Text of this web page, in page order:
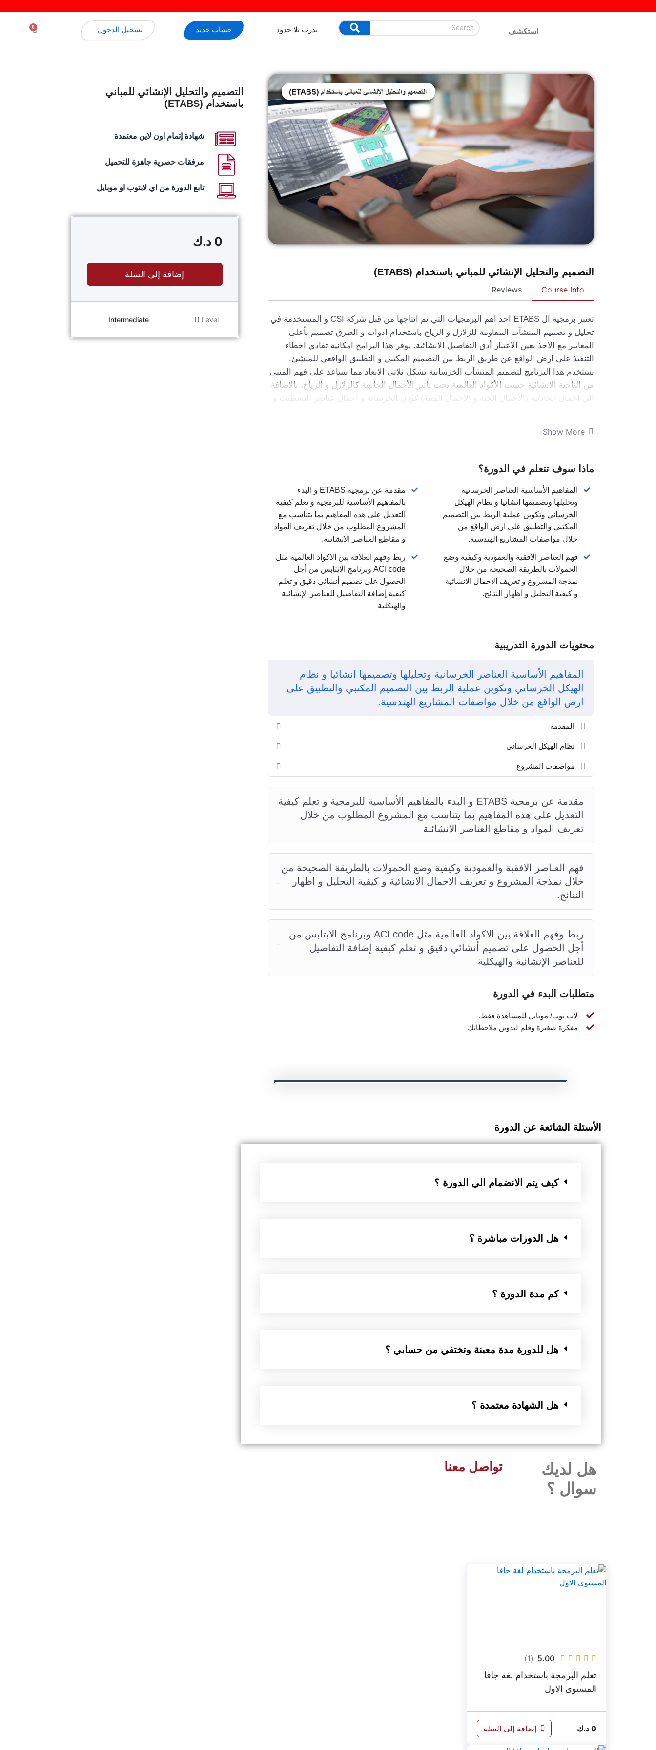
استكشف تدرب بلا حدود حساب جديد تسجيل الدخول 0
التصميم والتحليل الإنشائي للمباني باستخدام (ETABS)
Course Info
Reviews
تعتبر برمجية ال ETABS احد اهم البرمجيات التي تم انتاجها من قبل شركة CSI و المستخدمة في
تحليل و تصميم المنشآت المقاومة للزلازل و الرياح باستخدام ادوات و الطرق تصميم بأعلى
المعايير مع الاخذ بعين الاعتبار أدق التفاصيل الانشائية. يوفر هذا البرامج امكانية تفادي اخطاء
التنفيذ على ارض الواقع عن طريق الربط بين التصميم المكتبي و التطبيق الواقعي للمنشئ.
يستخدم هذا البرنامج لتصميم المنشآت الخرسانية بشكل ثلاثي الابعاد مما يساعد على فهم المبنى
من الناحية الانشائية حسب الأكواد العالمية تحت تاثير الأحمال الجانبية كالزلازل و الرياح، بالاضافة
الى احمال الجاذبية (الأحمال الحية و الاحمال الميتة) كوزن الخرسانة و احمال عناصر التشطيب و
كانت هذه الكميات كافية أم تحتاج للزيادة بالاضافة الى التحقق من ازاحة المباني الناتجة عن هذه
Show More
ماذا سوف تتعلم في الدورة؟
المفاهيم الأساسية العناصر الخرسانية
وتحليلها وتصميمها انشائيا و نظام الهيكل
الخرساني وتكوين عملية الربط بين التصميم
المكتبي والتطبيق على ارض الواقع من
خلال مواصفات المشاريع الهندسية.
مقدمة عن برمجية ETABS و البدء
بالمفاهيم الأساسية للبرمجية و تعلم كيفية
التعديل على هذه المفاهيم بما يتناسب مع
المشروع المطلوب من خلال تعريف المواد
و مقاطع العناصر الانشائية.
فهم العناصر الافقية والعمودية وكيفية وضع
الحمولات بالطريقة الصحيحة من خلال
نمذجة المشروع و تعريف الاحمال الانشائية
و كيفية التحليل و اظهار النتائج.
ربط وفهم العلاقة بين الاكواد العالمية مثل
ACI code وبرنامج الايتابس من أجل
الحصول على تصميم أنشائي دقيق و تعلم
كيفية إضافة التفاصيل للعناصر الإنشائية
والهيكلية
محتويات الدورة التدريبية
المفاهيم الأساسية العناصر الخرسانية وتحليلها وتصميمها انشائيا و نظام
الهيكل الخرساني وتكوين عملية الربط بين التصميم المكتبي والتطبيق على
ارض الواقع من خلال مواصفات المشاريع الهندسية.
المقدمة
نظام الهيكل الخرساني
مواصفات المشروع
مقدمة عن برمجية ETABS و البدء بالمفاهيم الأساسية للبرمجية و تعلم كيفية
التعديل على هذه المفاهيم بما يتناسب مع المشروع المطلوب من خلال
تعريف المواد و مقاطع العناصر الانشائية
فهم العناصر الافقية والعمودية وكيفية وضع الحمولات بالطريقة الصحيحة من
خلال نمذجة المشروع و تعريف الاحمال الانشائية و كيفية التحليل و اظهار
النتائج.
ربط وفهم العلاقة بين الاكواد العالمية مثل ACI code وبرنامج الايتابس من
أجل الحصول على تصميم أنشائي دقيق و تعلم كيفية إضافة التفاصيل
للعناصر الإنشائية والهيكلية
متطلبات البدء في الدورة
لاب توب/ موبايل للمشاهدة فقط.
مفكرة صغيرة وقلم لتدوين ملاحظاتك
التصميم والتحليل الإنشائي للمباني
باستخدام (ETABS)
شهادة إتمام اون لاين معتمدة
مرفقات حصرية جاهزة للتحميل
تابع الدورة من اي لابتوب او موبايل
0 د.ك
إضافة إلى السلة
Level
Intermediate
الأسئلة الشائعة عن الدورة
كيف يتم الانضمام الي الدورة ؟
هل الدورات مباشرة ؟
كم مدة الدورة ؟
هل للدورة مدة معينة وتختفي من حسابي ؟
هل الشهادة معتمدة ؟
هل لديك
سوال ؟
تواصل معنا
5.00
(1)
تعلم البرمجة باستخدام لغة جافا
المستوى الاول
0 د.ك إضافة إلى السلة